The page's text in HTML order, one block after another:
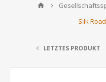
Silk
LETZTES PRODUKT